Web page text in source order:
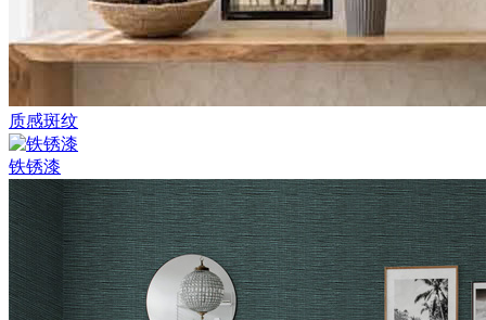
质感斑纹
铁锈漆